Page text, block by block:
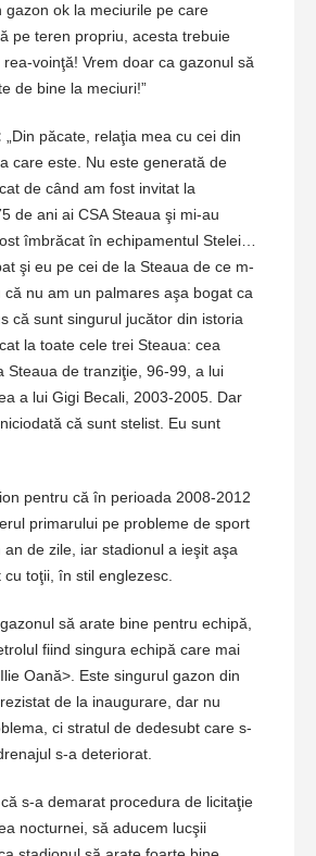
gazon ok la meciurile pe care
pe teren propriu, acesta trebuie
voinţă! Vrem doar ca gazonul să
de bine la meciuri!”
„Din păcate, relaţia mea cu cei din
care este. Nu este generată de
de când am fost invitat la
de ani ai CSA Steaua şi mi-au
îmbrăcat în echipamentul Stelei…
şi eu pe cei de la Steaua de ce m-
nu am un palmares aşa bogat ca
că sunt singurul jucător din istoria
la toate cele trei Steaua: cea
Steaua de tranziţie, 96-99, a lui
a lui Gigi Becali, 2003-2005. Dar
că sunt stelist. Eu sunt
pentru că în perioada 2008-2012
primarului pe probleme de sport
de zile, iar stadionul a ieşit aşa
toţii, în stil englezesc.
să arate bine pentru echipă,
fiind singura echipă care mai
Oană>. Este singurul gazon din
de la inaugurare, dar nu
ci stratul de dedesubt care s-
s-a deteriorat.
s-a demarat procedura de licitaţie
nocturnei, să aducem lucşii